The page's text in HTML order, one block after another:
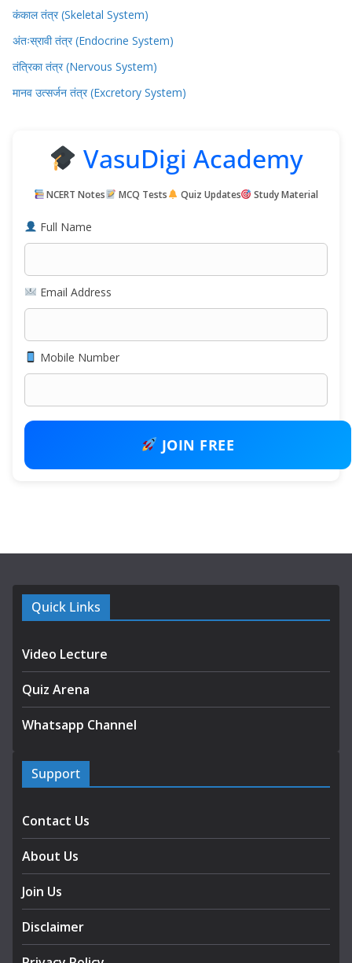
कंकाल तंत्र (Skeletal System)
अंतःस्रावी तंत्र (Endocrine System)
तंत्रिका तंत्र (Nervous System)
मानव उत्सर्जन तंत्र (Excretory System)
VasuDigi Academy
NCERT Notes MCQ Tests Quiz Updates Study Material
Full Name
Email Address
Mobile Number
JOIN FREE
Quick Links
Video Lecture
Quiz Arena
Whatsapp Channel
Support
Contact Us
About Us
Join Us
Disclaimer